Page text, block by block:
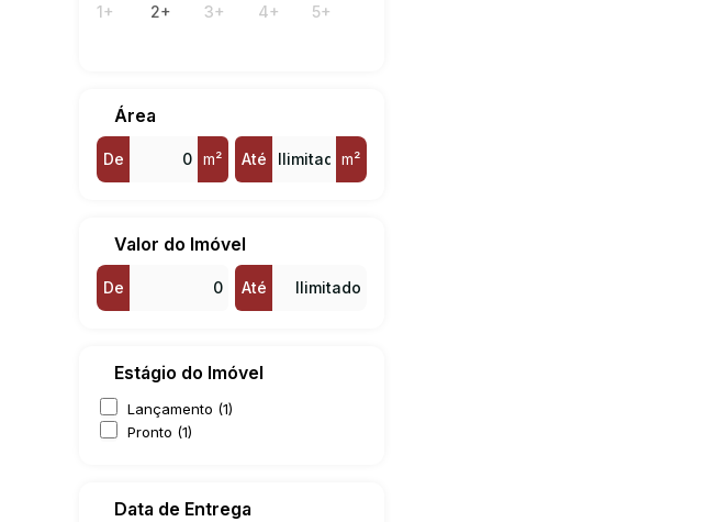
1+ 2+ 3+ 4+ 5+
Área
De m² Até m²
Valor do Imóvel
De Até
Estágio do Imóvel
Lançamento (1)
Pronto (1)
Data de Entrega